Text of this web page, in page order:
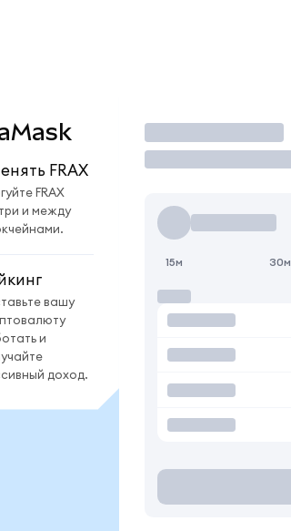
FRAX
FRAX
и между
вашу
и
доход.
Торговать
15м 30м